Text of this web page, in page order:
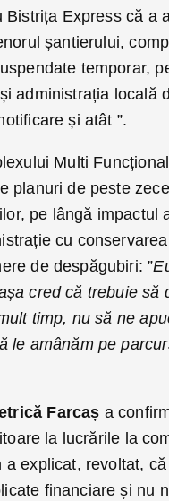
Express că a
șantierului,
temporar,
administrația locală
și atât ”.
Multi
planuri de peste
pe lângă impactul
cu
de despăgubiri: ”
cred că trebuie să
timp, nu să ne
le amânăm pe
Farcaș a
la lucrările la
explicat, revoltat,
financiare și nu